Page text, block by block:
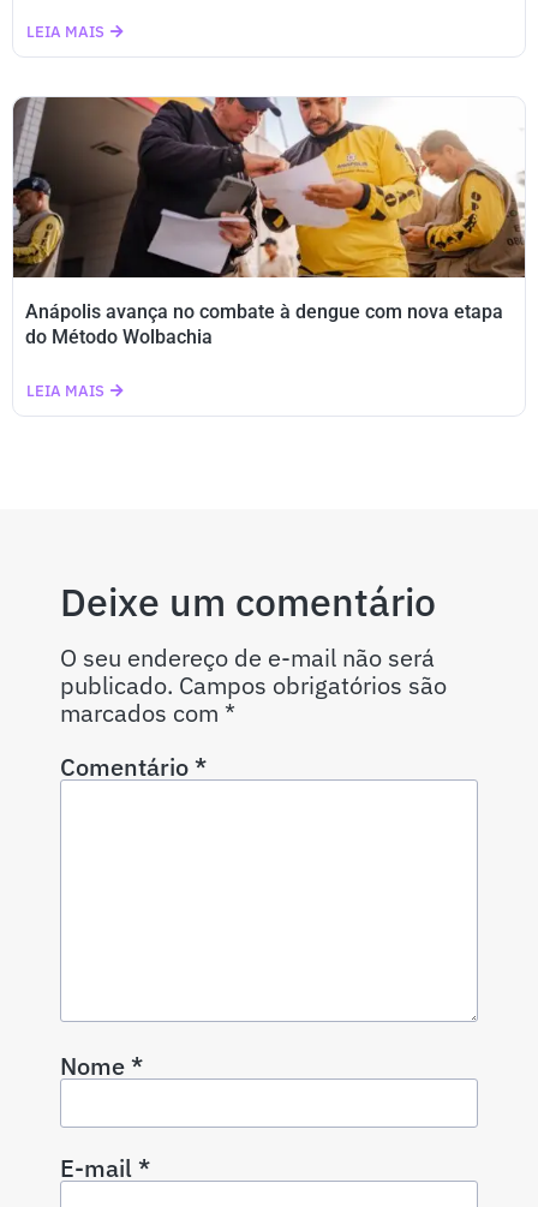
LEIA MAIS
Anápolis avança no combate à dengue com nova etapa
do Método Wolbachia
LEIA MAIS
Deixe um comentário
O seu endereço de e-mail não será
publicado. Campos obrigatórios são
marcados com *
Comentário*
Nome*
E-mail*